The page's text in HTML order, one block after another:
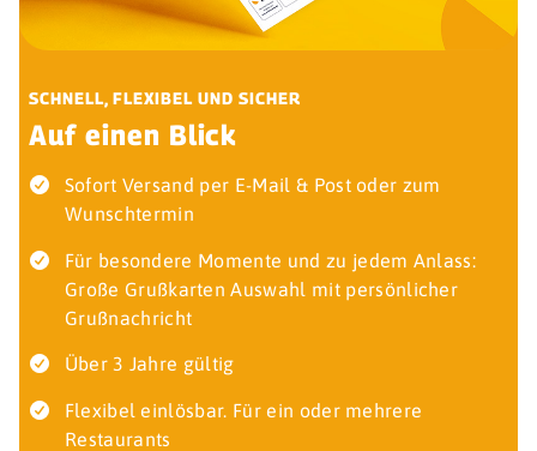
SCHNELL, FLEXIBEL UND SICHER
Auf einen Blick
Sofort Versand per E-Mail & Post oder zum
Wunschtermin
Für besondere Momente und zu jedem Anlass:
Große Grußkarten Auswahl mit persönlicher
Grußnachricht
Über 3 Jahre gültig
Flexibel einlösbar. Für ein oder mehrere
Restaurants